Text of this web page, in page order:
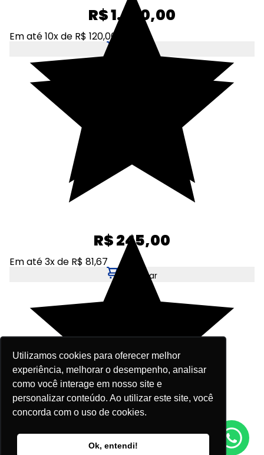
Utilizamos cookies para oferecer melhor
experiência, melhorar o desempenho, analisar
como você interage em nosso site e
personalizar conteúdo. Ao utilizar este site, você
concorda com o uso de cookies.
Ok, entendi!
R$ 1.200,00
Em até 10x de R$ 120,00
Adicionar
R$ 245,00
Em até 3x de R$ 81,67
Adicionar